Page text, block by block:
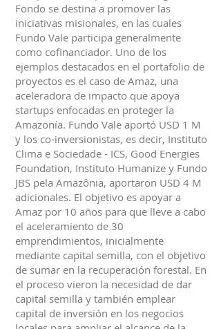
Fondo se destina a promover las
iniciativas misionales, en las cuales
Fundo Vale participa generalmente
como cofinanciador. Uno de los
ejemplos destacados en el portafolio de
proyectos es el caso de Amaz, una
aceleradora de impacto que apoya
startups enfocadas en proteger la
Amazonía. Fundo Vale aportó USD 1 M
y los co-inversionistas, es decir, Instituto
Clima e Sociedade - ICS, Good Energies
Foundation, Instituto Humanize y Fundo
JBS pela Amazônia, aportaron USD 4 M
adicionales. El objetivo es apoyar a
Amaz por 10 años para que lleve a cabo
el aceleramiento de 30
emprendimientos, inicialmente
mediante capital semilla, con el objetivo
de sumar en la recuperación forestal. En
el proceso vieron la necesidad de dar
capital semilla y también emplear
capital de inversión en los negocios